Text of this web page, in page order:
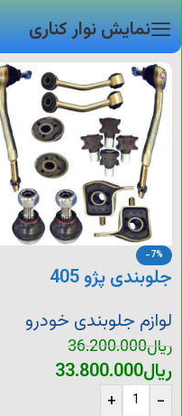
نمایش نوار کناری
-7%
جلوبندی پژو 405
لوازم جلوبندی خودرو
ریال36.200.000
ریال33.800.000
-
+